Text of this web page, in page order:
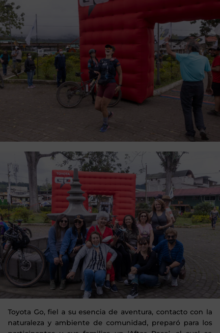
Toyota Go, fiel a su esencia de aventura, contacto con la
naturaleza y ambiente de comunidad, preparó para los